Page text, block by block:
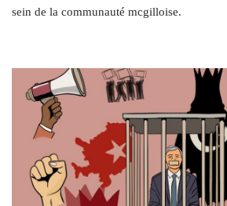
sein de la communauté mcgilloise.